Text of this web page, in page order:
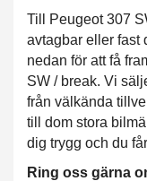
Till Peugeot 307
avtagbar eller fast
nedan för att få
SW / break. Vi
från välkända
till dom stora
dig trygg och du
Ring oss gärna